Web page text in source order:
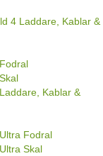
4 Laddare, Kablar &
Kablar &
Fodral
Skal